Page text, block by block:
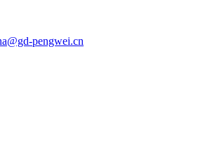
pengwei.cn